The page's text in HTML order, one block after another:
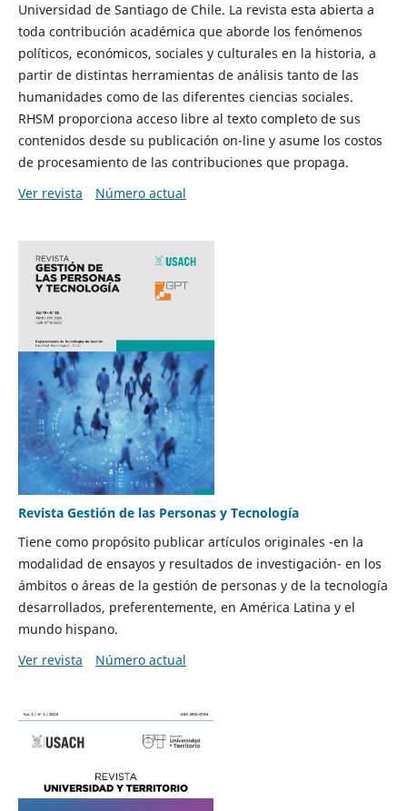
Universidad de Santiago de Chile. La revista esta abierta a
toda contribución académica que aborde los fenómenos
políticos, económicos, sociales y culturales en la historia, a
partir de distintas herramientas de análisis tanto de las
humanidades como de las diferentes ciencias sociales.
RHSM proporciona acceso libre al texto completo de sus
contenidos desde su publicación on-line y asume los costos
de procesamiento de las contribuciones que propaga.
Ver revista
Número actual
Revista Gestión de las Personas y Tecnología
Tiene como propósito publicar artículos originales -en la
modalidad de ensayos y resultados de investigación- en los
ámbitos o áreas de la gestión de personas y de la tecnología
desarrollados, preferentemente, en América Latina y el
mundo hispano.
Ver revista
Número actual